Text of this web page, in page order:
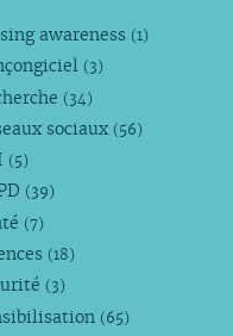
awareness (1)
(3)
(34)
sociaux (56)
(5)
(39)
(7)
(18)
(3)
(65)